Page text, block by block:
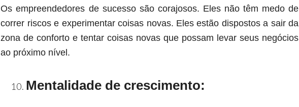
Os empreendedores de sucesso são corajosos. Eles não têm medo de
correr riscos e experimentar coisas novas. Eles estão dispostos a sair da
zona de conforto e tentar coisas novas que possam levar seus negócios
ao próximo nível.
Mentalidade de crescimento: